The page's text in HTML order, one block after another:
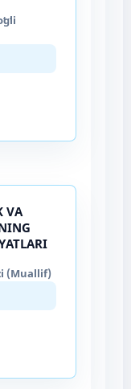
VA
(Muallif)